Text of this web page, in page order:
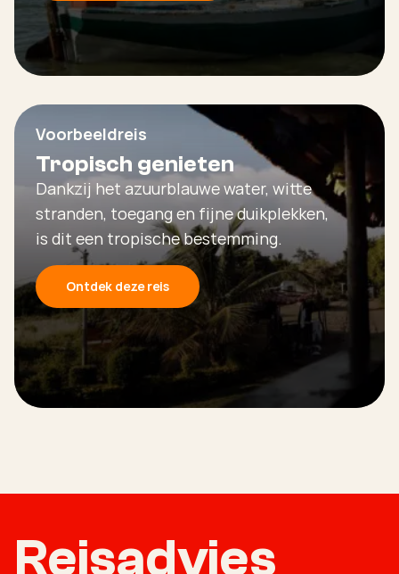
Voorbeeldreis
Tropisch genieten
Dankzij het azuurblauwe water, witte
stranden, toegang en fijne duikplekken,
is dit een tropische bestemming.
Ontdek deze reis
Reisadvies